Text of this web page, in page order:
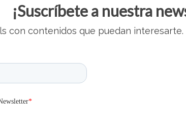
¡Suscríbete a nuestra
con contenidos que puedan